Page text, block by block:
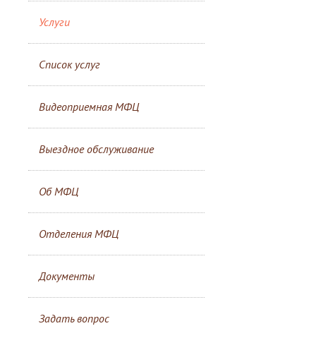
Услуги
Список услуг
Видеоприемная МФЦ
Выездное обслуживание
Об МФЦ
Отделения МФЦ
Документы
Задать вопрос